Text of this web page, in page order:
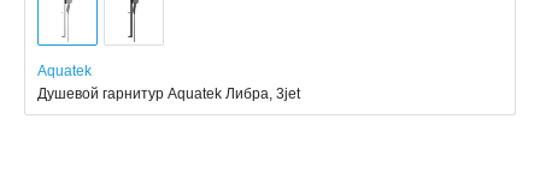
Aquatek
Душевой гарнитур Aquatek Либра, 3jet